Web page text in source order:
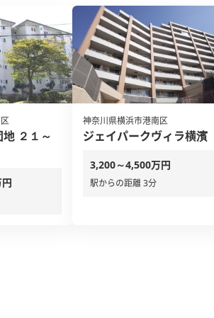
２１～
神奈川県横浜市港南区
ジェイパークヴィラ横濱
3,200～4,500万円
駅からの距離 3分